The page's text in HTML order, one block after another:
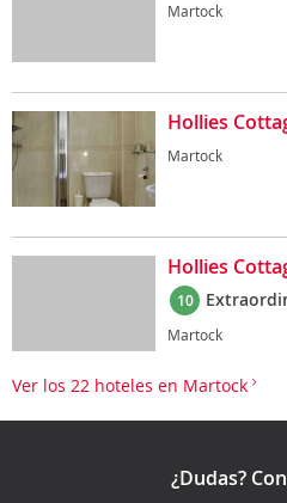
Martock
Hollies
Martock
Hollies
10
Martock
Ver los 22 hoteles en Martock
¿Dudas?